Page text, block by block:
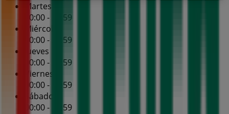
Martes
00:00 - 23:59
Miércoles
00:00 - 23:59
Jueves
00:00 - 23:59
Viernes
00:00 - 23:59
Sábado
00:00 - 23:59